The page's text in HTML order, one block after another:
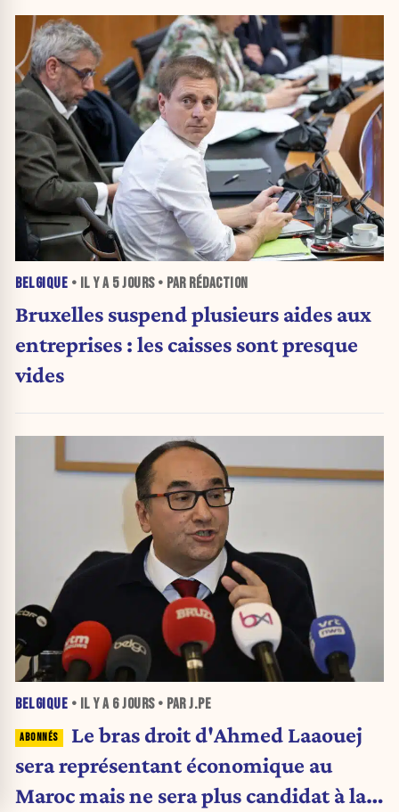
BELGIQUE • IL Y A 5 JOURS• PAR RÉDACTION
Bruxelles suspend plusieurs aides aux
entreprises : les caisses sont presque
vides
BELGIQUE • IL Y A 6 JOURS• PAR J.PE
Le bras droit d'Ahmed Laaouej
sera représentant économique au
Maroc mais ne sera plus candidat à la